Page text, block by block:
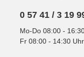
0 57 41 / 3 19
Mo-Do 08:00 -
Fr 08:00 - 14:30 Uhr